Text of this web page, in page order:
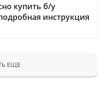
купить б/у
инструкция
ЕЩЕ